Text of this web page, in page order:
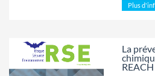
Plus
La